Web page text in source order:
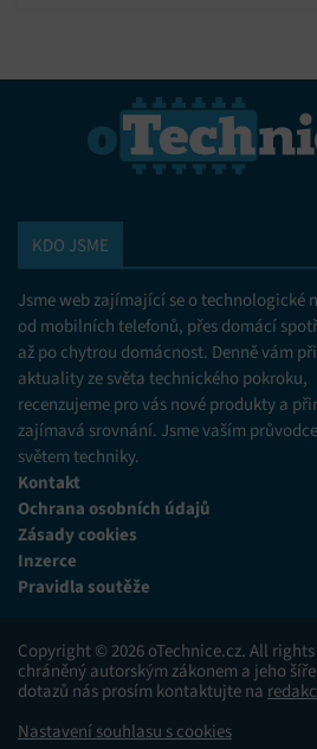
KDO JSME
Jsme web zajímající se o technologické
od mobilních telefonů, přes domácí
až po chytrou domácnost. Denně vám
aktuality ze světa technického pokroku,
recenzujeme pro vás nové produkty a
zajímavá srovnání. Jsme vaším
světem techniky.
Kontakt
Ochrana osobních údajů
Zásady cookies
Inzerce
Pravidla soutěže
Copyright © 2026 oTechnice.cz. All
chráněný autorským zákonem a jeho
dotazů nás prosím kontaktujte na
Nastavení souhlasu s cookies